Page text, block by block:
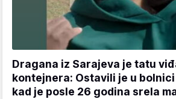
Dragana iz Sarajeva je tatu
kontejnera: Ostavili je u bolnici
kad je posle 26 godina srela